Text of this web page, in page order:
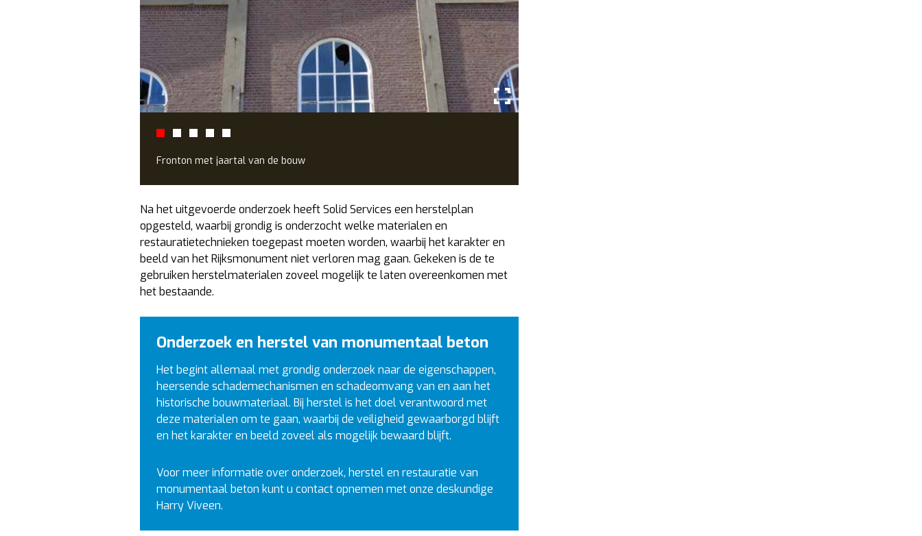
Fronton met jaartal van de bouw
Na het uitgevoerde onderzoek heeft Solid Services een herstelplan
opgesteld, waarbij grondig is onderzocht welke materialen en
restauratietechnieken toegepast moeten worden, waarbij het karakter en
beeld van het Rijksmonument niet verloren mag gaan. Gekeken is de te
gebruiken herstelmaterialen zoveel mogelijk te laten overeenkomen met
het bestaande.
Onderzoek en herstel van monumentaal beton
Het begint allemaal met grondig onderzoek naar de eigenschappen,
heersende schademechanismen en schadeomvang van en aan het
historische bouwmateriaal. Bij herstel is het doel verantwoord met
deze materialen om te gaan, waarbij de veiligheid gewaarborgd blijft
en het karakter en beeld zoveel als mogelijk bewaard blijft.
Voor meer informatie over onderzoek, herstel en restauratie van
monumentaal beton kunt u contact opnemen met onze deskundige
Harry Viveen.